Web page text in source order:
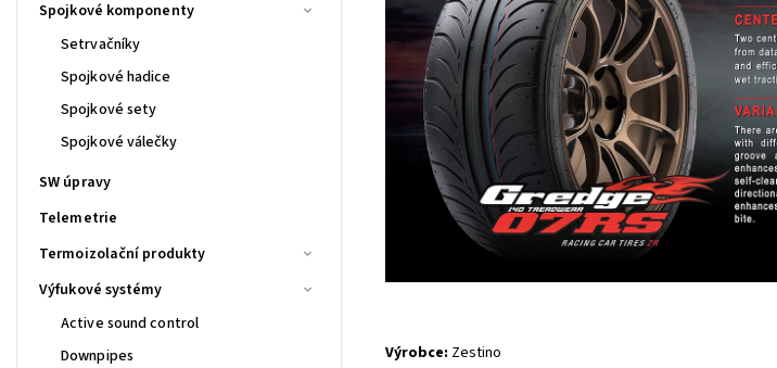
Spojkové komponenty
Setrvačníky
Spojkové hadice
Spojkové sety
Spojkové válečky
SW úpravy
Telemetrie
Termoizolační produkty
Výfukové systémy
Active sound control
Downpipes
Výrobce: Zestino